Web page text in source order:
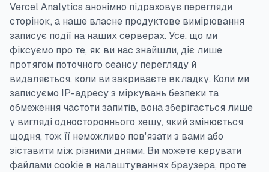
Vercel Analytics анонімно підраховує перегляди
сторінок, а наше власне продуктове вимірювання
записує події на наших серверах. Усе, що ми
фіксуємо про те, як ви нас знайшли, діє лише
протягом поточного сеансу перегляду й
видаляється, коли ви закриваєте вкладку. Коли ми
записуємо IP-адресу з міркувань безпеки та
обмеження частоти запитів, вона зберігається лише
у вигляді одностороннього хешу, який змінюється
щодня, тож її неможливо пов'язати з вами або
зіставити між різними днями. Ви можете керувати
файлами cookie в налаштуваннях браузера, проте